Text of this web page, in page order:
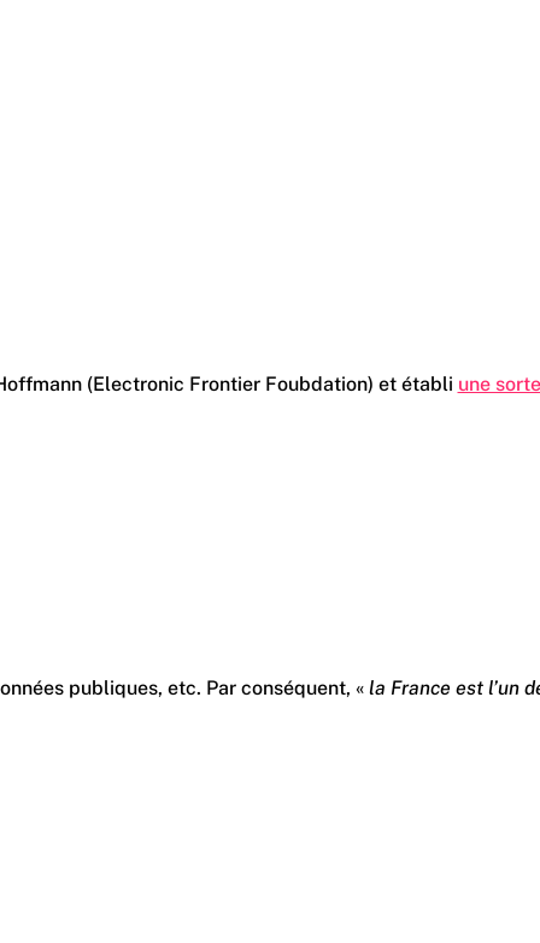
(Electronic Frontier Foubdation) et établi une
publiques, etc. Par conséquent, « la France est l’un